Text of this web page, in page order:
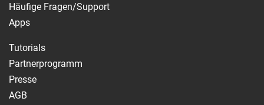
Häufige Fragen/Support
Apps
Tutorials
Partnerprogramm
Presse
AGB